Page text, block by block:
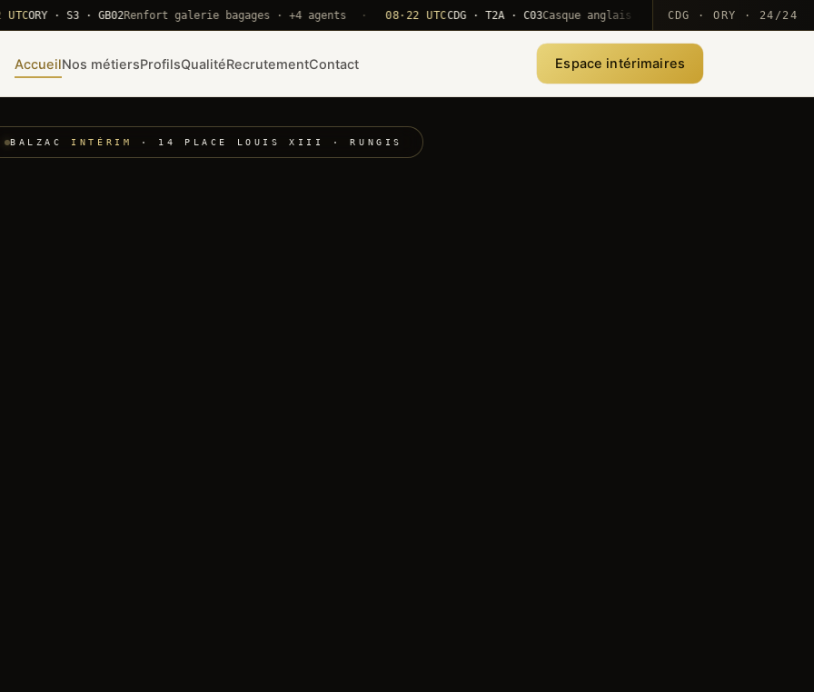
· S3 · GB02 Renfort galerie bagages · +4 agents · 08·22 UTCCDG · T2A · C03 Casque anglais positionné · rotation MEA ·
CDG · ORY · 24/24
AccueilNos métiersProfilsQualitéRecrutementContact Espace intérimaires
BALZAC INTÉRIM · 14 PLACE LOUIS XIII · RUNGIS